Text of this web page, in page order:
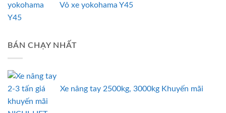
Vỏ xe yokohama Y45
BÁN CHẠY NHẤT
Xe nâng tay 2500kg, 3000kg Khuyến mãi